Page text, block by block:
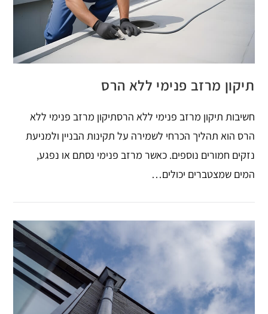
תיקון מרזב פנימי ללא הרס
חשיבות תיקון מרזב פנימי ללא הרסתיקון מרזב פנימי ללא
הרס הוא תהליך הכרחי לשמירה על תקינות הבניין ולמניעת
נזקים חמורים נוספים. כאשר מרזב פנימי נסתם או נפגע,
המים שמצטברים יכולים…